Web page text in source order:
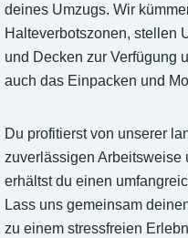
deines Umzugs. Wir
Halteverbotszonen, stellen
und Decken zur Verfügung
auch das Einpacken und
Du profitierst von unserer
zuverlässigen Arbeitsweise
erhältst du einen
Lass uns gemeinsam
zu einem stressfreien